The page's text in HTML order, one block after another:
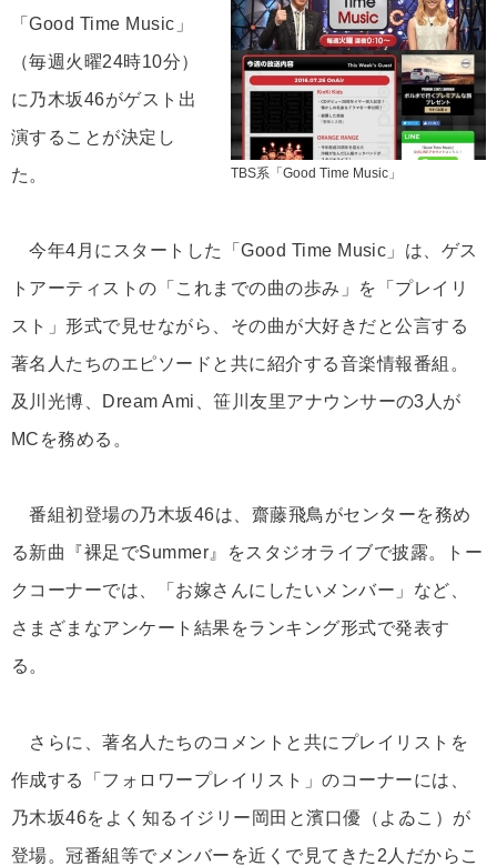
TBS系「Good Time Music」
「Good Time Music」
（毎週火曜24時10分）
に乃木坂46がゲスト出
演することが決定し
た。
今年4月にスタートした「Good Time Music」は、ゲス
トアーティストの「これまでの曲の歩み」を「プレイリ
スト」形式で見せながら、その曲が大好きだと公言する
著名人たちのエピソードと共に紹介する音楽情報番組。
及川光博、Dream Ami、笹川友里アナウンサーの3人が
MCを務める。
番組初登場の乃木坂46は、齋藤飛鳥がセンターを務め
る新曲『裸足でSummer』をスタジオライブで披露。トー
クコーナーでは、「お嫁さんにしたいメンバー」など、
さまざまなアンケート結果をランキング形式で発表す
る。
さらに、著名人たちのコメントと共にプレイリストを
作成する「フォロワープレイリスト」のコーナーには、
乃木坂46をよく知るイジリー岡田と濱口優（よゐこ）が
登場。冠番組等でメンバーを近くで見てきた2人だからこ